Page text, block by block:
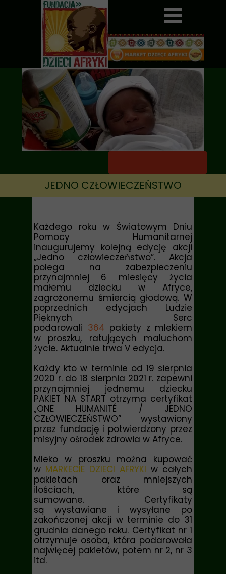
JEDNO CZŁOWIECZEŃSTWO
Każdego roku w Światowym Dniu
Pomocy Humanitarnej
inaugurujemy kolejną edycję akcji
„Jedno człowieczeństwo”. Akcja
polega na zabezpieczeniu
przynajmniej 6 miesięcy życia
małemu dziecku w Afryce,
zagrożonemu śmiercią głodową. W
poprzednich edycjach Ludzie
Pięknych Serc
podarowali 364 pakiety z mlekiem
w proszku, ratujących maluchom
życie. Aktualnie trwa V edycja.
Każdy kto w terminie od 19 sierpnia
2020 r. do 18 sierpnia 2021 r. zapewni
przynajmniej jednemu dziecku
PAKIET NA START otrzyma certyfikat
„ONE HUMANITÉ / JEDNO
CZŁOWIECZEŃSTWO” wystawiony
przez fundację i potwierdzony przez
misyjny ośrodek zdrowia w Afryce.
Mleko w proszku można kupować
w MARKECIE DZIECI AFRYKI w całych
pakietach oraz mniejszych
ilościach, które są
sumowane. Certyfikaty
są wystawiane i wysyłane po
zakończonej akcji w terminie do 31
grudnia danego roku. Certyfikat nr 1
otrzymuje osoba, która podarowała
najwięcej pakietów, potem nr 2, nr 3
itd.